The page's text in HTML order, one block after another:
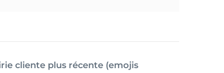
cliente plus récente (emojis